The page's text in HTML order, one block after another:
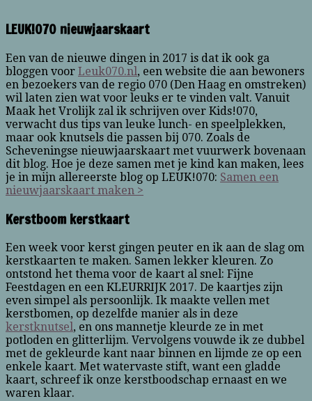
LEUK!070 nieuwjaarskaart
Een van de nieuwe dingen in 2017 is dat ik ook ga
bloggen voor Leuk070.nl, een website die aan bewoners
en bezoekers van de regio 070 (Den Haag en omstreken)
wil laten zien wat voor leuks er te vinden valt. Vanuit
Maak het Vrolijk zal ik schrijven over Kids!070,
verwacht dus tips van leuke lunch- en speelplekken,
maar ook knutsels die passen bij 070. Zoals de
Scheveningse nieuwjaarskaart met vuurwerk bovenaan
dit blog. Hoe je deze samen met je kind kan maken, lees
je in mijn allereerste blog op LEUK!070: Samen een
nieuwjaarskaart maken >
Kerstboom kerstkaart
Een week voor kerst gingen peuter en ik aan de slag om
kerstkaarten te maken. Samen lekker kleuren. Zo
ontstond het thema voor de kaart al snel: Fijne
Feestdagen en een KLEURRIJK 2017. De kaartjes zijn
even simpel als persoonlijk. Ik maakte vellen met
kerstbomen, op dezelfde manier als in deze
kerstknutsel, en ons mannetje kleurde ze in met
potloden en glitterlijm. Vervolgens vouwde ik ze dubbel
met de gekleurde kant naar binnen en lijmde ze op een
enkele kaart. Met watervaste stift, want een gladde
kaart, schreef ik onze kerstboodschap ernaast en we
waren klaar.